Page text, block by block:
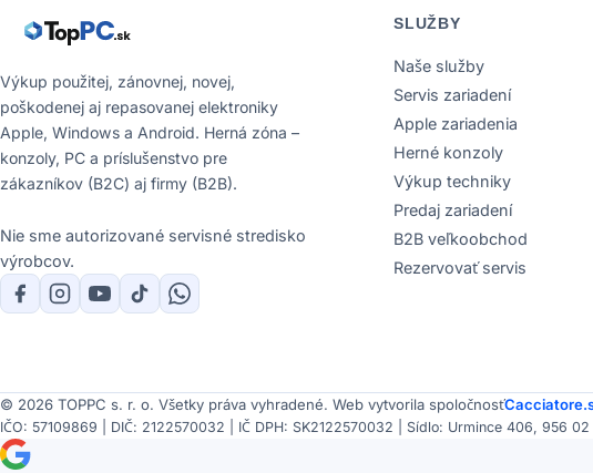
Výkup použitej, zánovnej, novej,
poškodenej aj repasovanej elektroniky
Apple, Windows a Android. Herná zóna –
konzoly, PC a príslušenstvo pre
zákazníkov (B2C) aj firmy (B2B).
Nie sme autorizované servisné stredisko
výrobcov.
SLUŽBY
Naše služby
Servis zariadení
Apple zariadenia
Herné konzoly
Výkup techniky
Predaj zariadení
B2B veľkoobchod
Rezervovať servis
© 2026 TOPPC s. r. o. Všetky práva vyhradené. Web vytvorila spoločnosť
IČO: 57109869 | DIČ: 2122570032 | IČ DPH: SK2122570032 | Sídlo: Urmince 406, 956